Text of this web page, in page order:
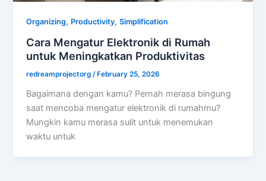
Organizing, Productivity,Simplification
Cara Mengatur Elektronik di Rumah
untuk Meningkatkan Produktivitas
redreamprojectorg/ February 25, 2026
Bagaimana dengan kamu? Pernah merasa bingung
saat mencoba mengatur elektronik di rumahmu?
Mungkin kamu merasa sulit untuk menemukan
waktu untuk